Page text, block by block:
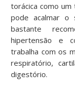
torácica como
pode acalmar o
bastante
hipertensão e
trabalha com os
respiratório,
digestório.